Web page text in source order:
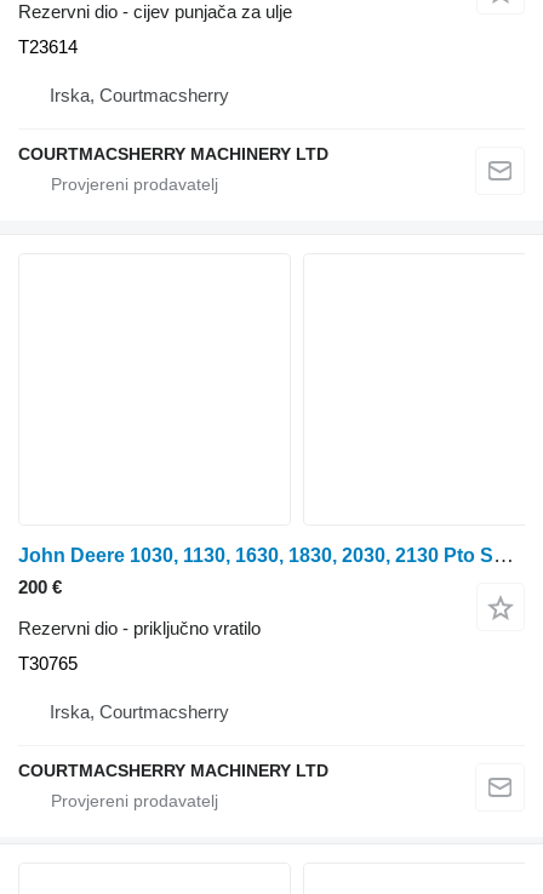
Rezervni dio - cijev punjača za ulje
T23614
Irska, Courtmacsherry
COURTMACSHERRY MACHINERY LTD
John Deere 1030, 1130, 1630, 1830, 2030, 2130 Pto Shaft T30765 priključno vratilo za traktora na kotačima
200 €
Rezervni dio - priključno vratilo
T30765
Irska, Courtmacsherry
COURTMACSHERRY MACHINERY LTD